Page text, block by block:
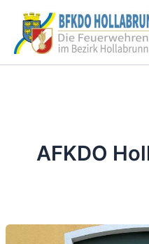
Inhalt
springen
AFKDO